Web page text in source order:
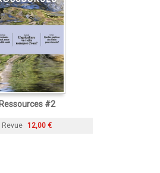
Ressources #2
Revue 12,00 €